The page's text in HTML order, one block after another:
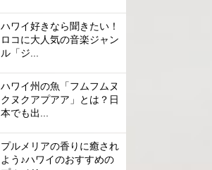
ハワイ好きなら聞きたい！
ロコに大人気の音楽ジャン
ル「ジ...
ハワイ州の魚「フムフムヌ
クヌクアプアア」とは？日
本でも出...
プルメリアの香りに癒され
よう♪ハワイのおすすめの